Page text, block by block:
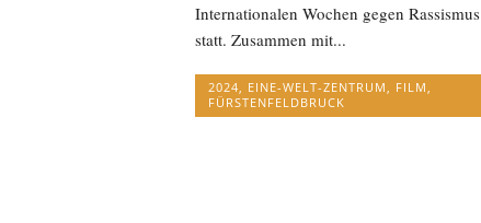
Internationalen Wochen gegen Rassismus
statt. Zusammen mit...
2024, EINE-WELT-ZENTRUM, FILM,
FÜRSTENFELDBRUCK